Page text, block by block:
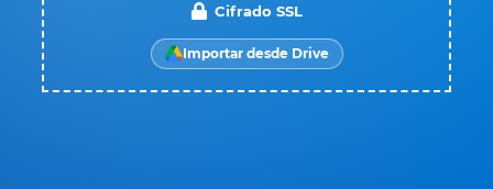
Cifrado SSL
Importar desde Drive